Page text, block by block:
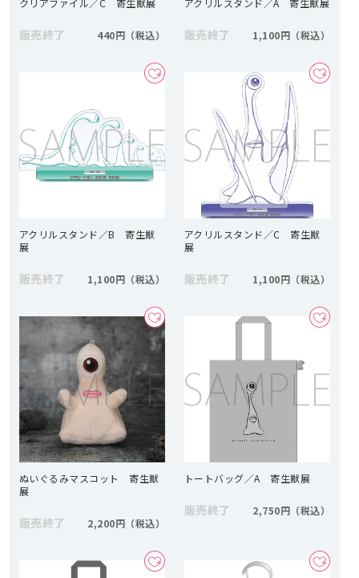
クリアファイル／C 寄生獣展
販売終了 440円
アクリルスタンド／A 寄生獣展
販売終了 1,100円
アクリルスタンド／B 寄生獣
展
販売終了 1,100円
アクリルスタンド／C 寄生獣
展
販売終了 1,100円
ぬいぐるみマスコット 寄生獣
展
販売終了 2,200円
トートバッグ／A 寄生獣展
販売終了 2,750円